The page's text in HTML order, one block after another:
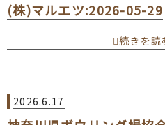
(株)マルエツ:2026-05-29
続きを読
2026.6.17